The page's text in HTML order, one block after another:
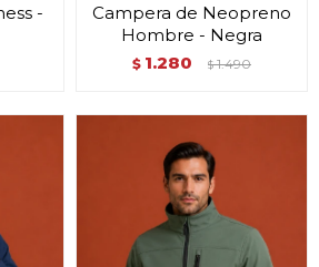
-
Campera de Neopreno
Hombre - Negra
$ 1.280 $ 1.490